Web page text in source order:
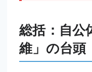
総括：自公
維」の台頭